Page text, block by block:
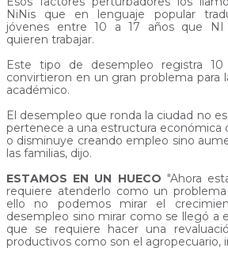
NiNis que en lenguaje popular
jóvenes entre 10 a 17 años que NI
quieren trabajar.
Este tipo de desempleo registra
convirtieron en un gran problema para
académico.
El desempleo que ronda la ciudad no
pertenece a una estructura económica
o disminuye creando empleo sino
las familias, dijo.
ESTAMOS EN UN HUECO "Ahora
requiere atenderlo como un
ello no podemos mirar el
desempleo sino mirar como se llegó a
que se requiere hacer una
productivos como son el agropecuario,